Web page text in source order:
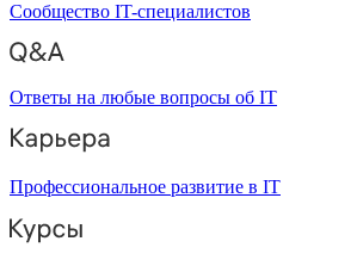
Сообщество IT-специалистов
Ответы на любые вопросы об IT
Профессиональное развитие в IT